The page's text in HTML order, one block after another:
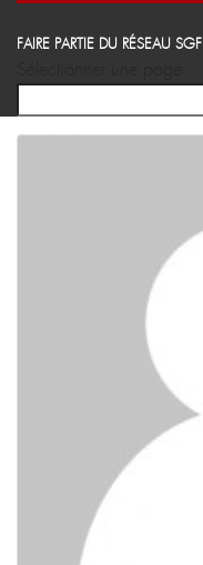
FAIRE PARTIE DU RÉSEAU SGF